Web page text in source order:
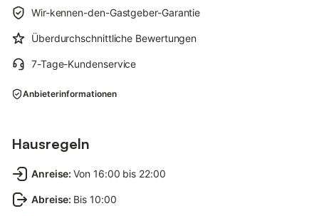
Wir-kennen-den-Gastgeber-Garantie
Überdurchschnittliche Bewertungen
7-Tage-Kundenservice
Anbieterinformationen
Hausregeln
Anreise: Von 16:00 bis 22:00
Abreise: Bis 10:00